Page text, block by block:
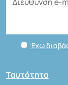
Έχω
Ταυτότητα